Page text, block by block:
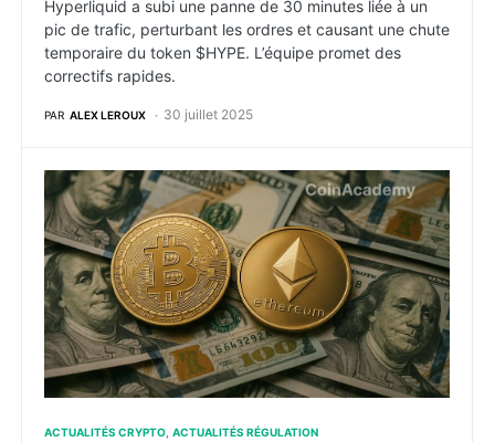
Hyperliquid a subi une panne de 30 minutes liée à un
pic de trafic, perturbant les ordres et causant une chute
temporaire du token $HYPE. L’équipe promet des
correctifs rapides.
PAR ALEX LEROUX 30 juillet 2025
L’ère du cash est révolue : la SEC approuve les
ACTUALITÉS CRYPTO ACTUALITÉS RÉGULATION